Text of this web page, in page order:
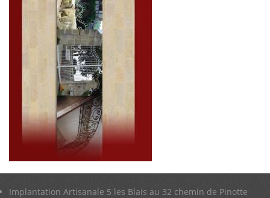
Implantation Artisanale 5 les Blais au 32 chemin de Pinotte